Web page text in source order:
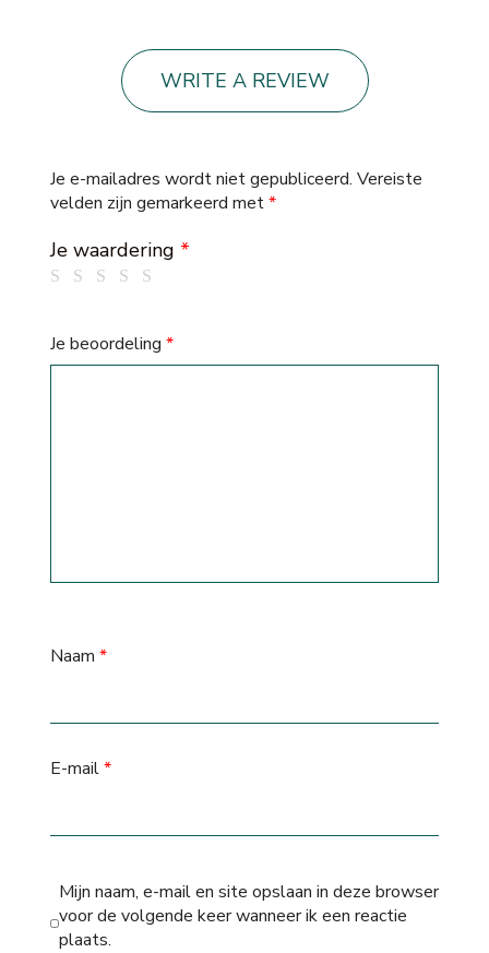
WRITE A REVIEW
Je e-mailadres wordt niet gepubliceerd. Vereiste
velden zijn gemarkeerd met*
Je waardering *
Je beoordeling *
Naam *
E-mail*
Mijn naam, e-mail en site opslaan in deze browser
voor de volgende keer wanneer ik een reactie
plaats.